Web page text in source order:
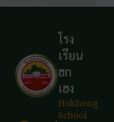
โรง
เรียน
ฮก
เฮง
Hokheng
School